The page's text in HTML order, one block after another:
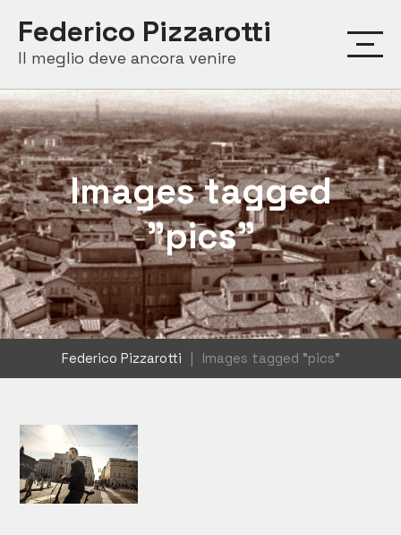
content
Federico Pizzarotti
Il meglio deve ancora venire
Images tagged
"pics"
Federico Pizzarotti | Images tagged "pics"